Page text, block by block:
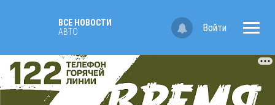
ВСЕ НОВОСТИ
АВТО
Войти